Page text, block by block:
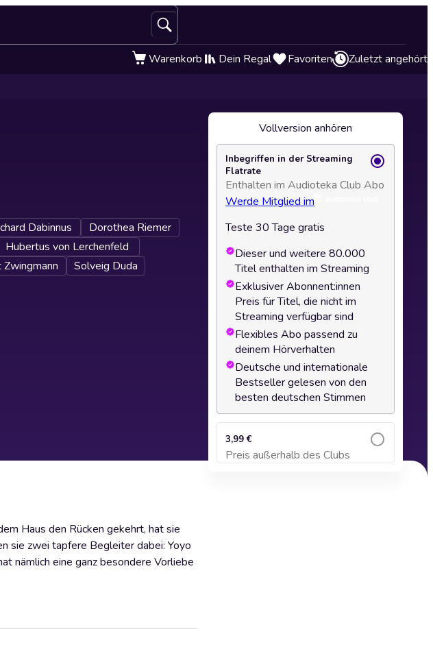
Warenkorb Dein Regal Favoriten Zuletzt angehört
Dabinnus
Dorothea Riemer
Hubertus von Lerchenfeld
Zwingmann
Solveig Duda
Haus den Rücken gekehrt, hat sie
sie zwei tapfere Begleiter dabei: Yoyo
nämlich eine ganz besondere Vorliebe
Vollversion anhören
Inbegriffen in der Streaming
Flatrate
Enthalten im Audioteka Club Abo
Werde Mitglied im
Teste 30 Tage gratis
Dieser und weitere 80.000
Titel enthalten im Streaming
Exklusiver Abonnent:innen
Preis für Titel, die nicht im
Streaming verfügbar sind
Flexibles Abo passend zu
deinem Hörverhalten
Deutsche und internationale
Bestseller gelesen von den
besten deutschen Stimmen
3,99 €
Preis außerhalb des Clubs
Zum Warenkorb hinzufügen